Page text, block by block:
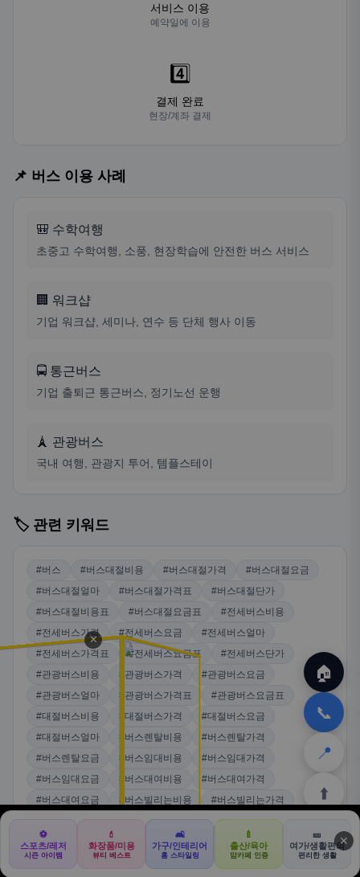
서비스 이용
예약일에 이용
4️⃣
결제 완료
현장/계좌 결제
📌 버스 이용 사례
🎒 수학여행
초중고 수학여행, 소풍, 현장학습에 안전한 버스 서비스
🏢 워크샵
기업 워크샵, 세미나, 연수 등 단체 행사 이동
🚍 통근버스
기업 출퇴근 통근버스, 정기노선 운행
🗼 관광버스
국내 여행, 관광지 투어, 템플스테이
🏷️ 관련 키워드
#버스 #버스대절비용 #버스대절가격
#버스대절요금
#버스대절얼마
#버스대절가격표
#버스대절단가
#버스대절비용표
#버스대절요금표
#전세버스비용
#전세버스가격
#전세버스요금
#전세버스얼마
#전세버스가격표
#전세버스요금표
#전세버스단가
#관광버스비용
#관광버스가격
#관광버스요금
#관광버스얼마
#관광버스가격표
#관광버스요금표
#대절버스비용
#대절버스가격
#대절버스요금
#대절버스얼마
#버스렌탈비용
#버스렌탈가격
#버스렌탈요금
#버스임대비용
#버스임대가격
#버스임대요금
#버스대여비용
#버스대여가격
#버스대여요금
#버스빌리는비용
#버스빌리는가격
#전세버스렌탈비용
#전세버스렌탈가격
#버스대절하루비용
#버스대절1일비용
#버스대절왕복비용
#버스대절편도비용
#버스대절기사포함비용
#전세버스기사포함가격
🏠
💬
✈️
여행
🍽️
맛집
🛒
🎁
🏠
📞
📍
⬆️
🏠 📝 💬 🚐 🛒
✕
⚽
스포츠/레저
시즌 아이템
💄
화장품/미용
뷰티 베스트
🛋️
가구/인테리어
홈 스타일링
🍼
출산/육아
맘카페 인증
🎫
여가/생활편의
편리한 생활
✕